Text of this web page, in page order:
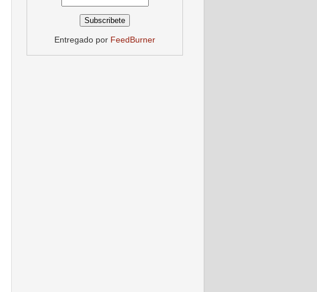
Entregado por FeedBurner